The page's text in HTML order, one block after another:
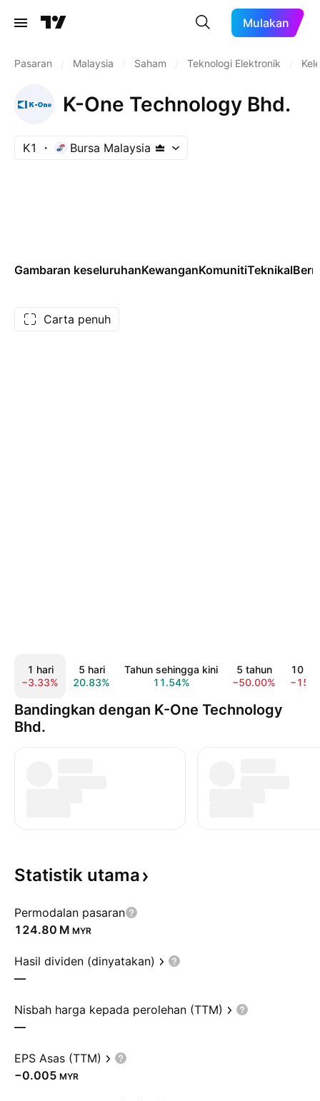
Mulakan
Pasaran Malaysia Saham Teknologi Elektronik
K-One Technology Bhd.
K1 Bursa Malaysia
Gambaran keseluruhanKewanganKomunitiTeknikal
Carta penuh
1 hari
−3.33%
5 hari
20.83%
Tahun sehingga kini
11.54%
5 tahun
−50.00%
10
Bandingkan dengan K-One Technology
Bhd.
Statistik utama
Permodalan pasaran
‪124.80 M‬ MYR
Hasil dividen (dinyatakan)
—
Nisbah harga kepada perolehan (TTM)
—
EPS Asas (TTM)
−0.005 MYR